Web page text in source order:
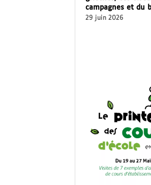
campagnes et du
29 juin 2026